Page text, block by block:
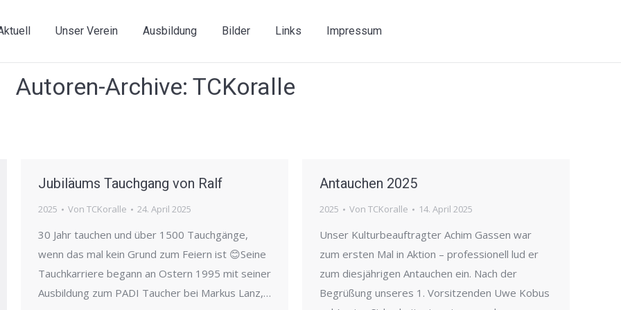
Unser Verein Ausbildung Bilder Links Impressum
Autoren-Archive: TCKoralle
Jubiläums Tauchgang von Ralf
2025 Von TCKoralle 24. April 2025
30 Jahr tauchen und über 1500 Tauchgänge,
wenn das mal kein Grund zum Feiern ist 😊Seine
Tauchkarriere begann an Ostern 1995 mit seiner
Ausbildung zum PADI Taucher bei Markus Lanz,…
Antauchen 2025
2025 Von TCKoralle 14. April 2025
Unser Kulturbeauftragter Achim Gassen war
zum ersten Mal in Aktion – professionell lud er
zum diesjährigen Antauchen ein. Nach der
Begrüßung unseres 1. Vorsitzenden Uwe Kobus